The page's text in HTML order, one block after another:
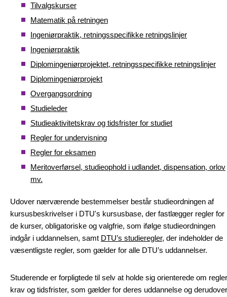
Tilvalgskurser
Matematik på retningen
Ingeniørpraktik, retningsspecifikke retningslinjer
Ingeniørpraktik
Diplomingeniørprojektet, retningsspecifikke retningslinjer
Diplomingeniørprojekt
Overgangsordning
Studieleder
Studieaktivitetskrav og tidsfrister for studiet
Regler for undervisning
Regler for eksamen
Meritoverførsel, studieophold i udlandet, dispensation, orlov
mv.
Udover nærværende bestemmelser består studieordningen af
kursusbeskrivelser i DTU's kursusbase, der fastlægger regler for
de kurser, obligatoriske og valgfrie, som ifølge studieordningen
indgår i uddannelsen, samt DTU’s studieregler, der indeholder de
væsentligste regler, som gælder for alle DTU’s uddannelser.
Studerende er forpligtede til selv at holde sig orienterede om
krav og tidsfrister, som gælder for deres uddannelse og derudover